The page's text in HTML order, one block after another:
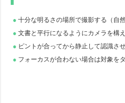
十分な明るさの場所で撮影する（自然
文書と平行になるようにカメラを構
ピントが合ってから静止して認識さ
フォーカスが合わない場合は対象を